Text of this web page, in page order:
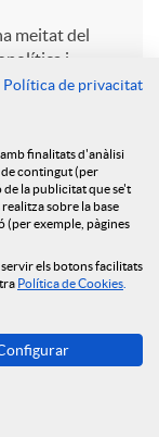
meitat del
i
meitat del
i
meitat del
Política de privacitat
finalitats d'anàlisi
contingut (per
la publicitat que se't
sobre la base
(per exemple, pàgines
els botons facilitats
Política de Cookies